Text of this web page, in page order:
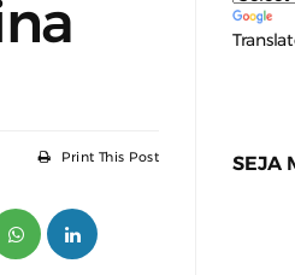
Print This Post SEJA